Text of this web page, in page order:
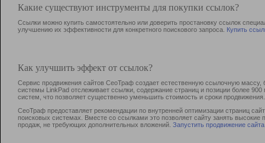
Какие существуют инструменты для покупки ссылок?
Ссылки можно купить самостоятельно или доверить простановку ссылок
улучшению их эффективности для конкретного поискового запроса. Купить
Как улучшить эффект от ссылок?
Сервис продвижения сайтов СеоТраф создает естественную ссылочную
системы LinkPad отслеживает ссылки, содержание страниц и позиции более
систем, что позволяет существенно уменьшить стоимость и сроки продвижения.
СеоТраф предоставляет рекомендации по внутренней оптимизации страниц
поисковых системах. Вместе со ссылками это позволяет сайту занять
продаж, не требующих дополнительных вложений. Запустить продвижение сайта